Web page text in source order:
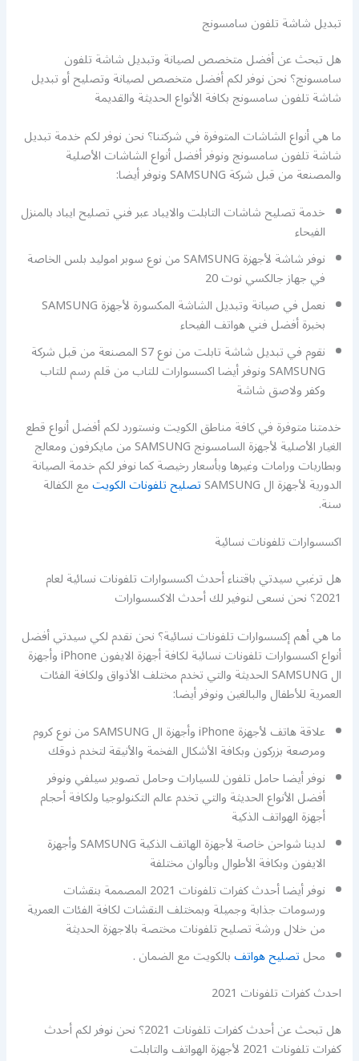
تبديل شاشة تلفون سامسونج
هل تبحث عن أفضل متخصص لصيانة وتبديل شاشة تلفون
سامسونج؟ نحن نوفر لكم أفضل متخصص لصيانة وتصليح أو تبديل
شاشة تلفون سامسونج بكافة الأنواع الحديثة والقديمة
ما هي أنواع الشاشات المتوفرة في شركتنا؟ نحن نوفر لكم خدمة تبديل
شاشة تلفون سامسونج ونوفر أفضل أنواع الشاشات الأصلية
والمصنعة من قبل شركة SAMSUNG ونوفر أيضا:
خدمة تصليح شاشات التابلت والايباد عبر فني تصليح ايباد بالمنزل
الفيحاء
نوفر شاشة لأجهزة SAMSUNG من نوع سوبر اموليد بلس الخاصة
في جهاز جالكسي نوت 20
نعمل في صيانة وتبديل الشاشة المكسورة لأجهزة SAMSUNG
بخبرة أفضل فني هواتف الفيحاء
نقوم في تبديل شاشة تابلت من نوع S7 المصنعة من قبل شركة
SAMSUNG ونوفر أيضا اكسسوارات للتاب من قلم رسم للتاب
وكفر ولاصق شاشة
خدمتنا متوفرة في كافة مناطق الكويت ونستورد لكم أفضل أنواع قطع
الغيار الأصلية لأجهزة السامسونج SAMSUNG من مايكرفون ومعالج
وبطاريات ورامات وغيرها وبأسعار رخيصة كما نوفر لكم خدمة الصيانة
الدورية لأجهزة ال SAMSUNG تصليح تلفونات الكويتمع الكفالة
سنة.
اكسسوارات تلفونات نسائية
هل ترغبي سيدتي باقتناء أحدث اكسسوارات تلفونات نسائية لعام
2021؟ نحن نسعى لنوفير لك أحدث الاكسسوارات
ما هي أهم إكسسوارات تلفونات نسائية؟ نحن نقدم لكي سيدتي أفضل
أنواع اكسسوارات تلفونات نسائية لكافة أجهزة الايفون iPhone وأجهزة
ال SAMSUNG الحديثة والتي تخدم مختلف الأذواق ولكافة الفئات
العمرية للأطفال والبالغين ونوفر أيضا:
علاقة هاتف لأجهزة iPhone وأجهزة ال SAMSUNG من نوع كروم
ومرصعة بزركون وبكافة الأشكال الفخمة والأنيقة لتخدم ذوقك
نوفر أيضا حامل تلفون للسيارات وحامل تصوير سيلفي ونوفر
أفضل الأنواع الحديثة والتي تخدم عالم التكنولوجيا ولكافة أحجام
أجهزة الهواتف الذكية
لدينا شواحن خاصة لأجهزة الهاتف الذكية SAMSUNG وأجهزة
الايفون وبكافة الأطوال وبألوان مختلفة
نوفر أيضا أحدث كفرات تلفونات 2021 المصممة بنقشات
ورسومات جذابة وجميلة وبمختلف النقشات لكافة الفئات العمرية
من خلال ورشة تصليح تلفونات مختصة بالاجهزة الحديثة
محلتصليح هواتفبالكويت مع الضمان .
احدث كفرات تلفونات 2021
هل تبحث عن أحدث كفرات تلفونات 2021؟ نحن نوفر لكم أحدث
كفرات تلفونات 2021 لأجهزة الهواتف والتابلت